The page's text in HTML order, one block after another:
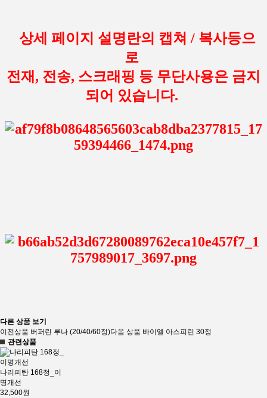
상세 페이지 설명란의 캡쳐 / 복사등으
로
전재, 전송, 스크래핑 등 무단사용은 금지
되어 있습니다.
다른 상품 보기
이전상품 버퍼린 루나 (20/40/60정)다음 상품 바이엘 아스피린 30정
관련상품
나리피탄 168정_이
명개선
32,500원